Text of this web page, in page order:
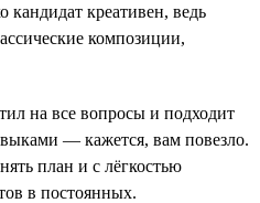
кандидат креативен, ведь
композиции,
на все вопросы и подходит
— кажется, вам повезло.
план и с лёгкостью
в постоянных.